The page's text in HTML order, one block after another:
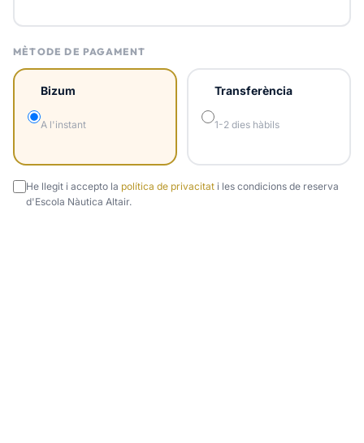
MÈTODE DE PAGAMENT
Bizum
A l'instant
Transferència
1-2 dies hàbils
He llegit i accepto la política de privacitat i les condicions de reserva
d'Escola Nàutica Altair.